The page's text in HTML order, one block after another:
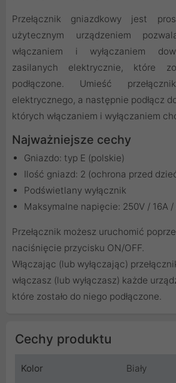
Przełącznik gniazdkowy jest
użytecznym urządzeniem
włączaniem i wyłączaniem
zasilanych elektrycznie, które
podłączone. Umieść
elektrycznego, a następnie podłącz
których włączaniem i wyłączaniem
Najważniejsze cechy
Gniazdo: typ E (polskie)
Ilość gniazd: 2 (ochrona przed
Podświetlany wyłącznik
Maksymalne napięcie: 250V / 16A
Przełącznik możesz uruchomić
naciśnięcie przycisku ON/OFF.
Włączając (lub wyłączając)
włączasz (lub wyłączasz) każde
które zostało do niego podłączone.
Cechy produktu
Kolor Biały